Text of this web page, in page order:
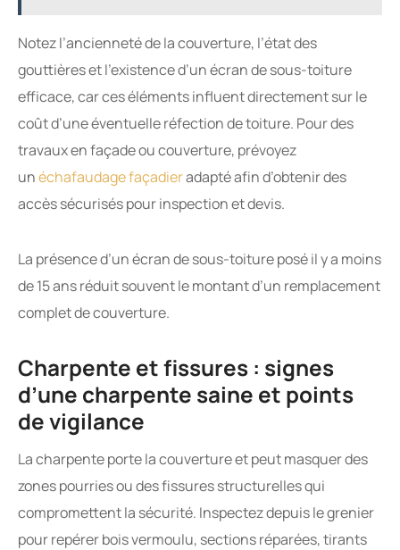
Notez l’ancienneté de la couverture, l’état des
gouttières et l’existence d’un écran de sous-toiture
efficace, car ces éléments influent directement sur le
coût d’une éventuelle réfection de toiture. Pour des
travaux en façade ou couverture, prévoyez
unéchafaudage façadieradapté afin d’obtenir des
accès sécurisés pour inspection et devis.
La présence d’un écran de sous-toiture posé il y a moins
de 15 ans réduit souvent le montant d’un remplacement
complet de couverture.
Charpente et fissures : signes
d’une charpente saine et points
de vigilance
La charpente porte la couverture et peut masquer des
zones pourries ou des fissures structurelles qui
compromettent la sécurité. Inspectez depuis le grenier
pour repérer bois vermoulu, sections réparées, tirants